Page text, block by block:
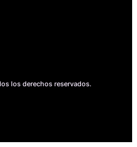
los derechos reservados.